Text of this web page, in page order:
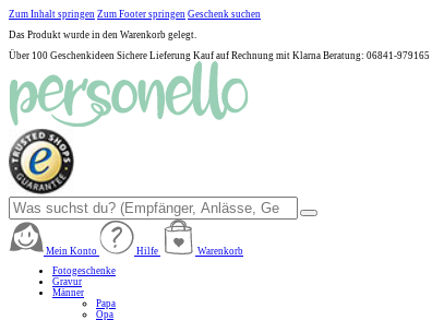
Zum Inhalt springen Zum Footer springen Geschenk suchen
Das Produkt wurde in den Warenkorb gelegt.
Über 100 Geschenkideen Sichere Lieferung Kauf auf Rechnung mit Klarna Beratung: 06841-979165
Mein Konto Hilfe
Warenkorb
Fotogeschenke
Gravur
Männer
Papa
Opa